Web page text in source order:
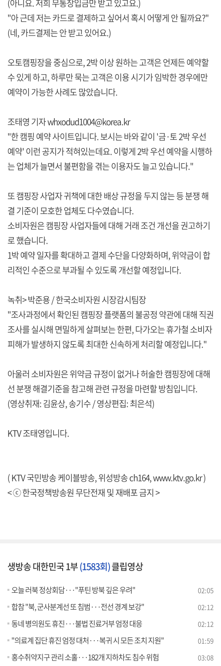
(아니요. 저희 무통장입금만 받고 있고요.)
"아 근데 저는 카드로 결제하고 싶어서 혹시 어떻게 안 될까요?"
(네, 카드결제는 안 받고 있어요.)
오토캠핑장을 중심으로, 2박 이상 원하는 고객은 언제든 예약할
수 있게 하고, 하루만 묵는 고객은 이용 시기가 임박한 경우에만
예약이 가능한 사례도 많았습니다.
조태영 기자 whxodud1004@korea.kr
"한 캠핑 예약 사이트입니다. 보시는 바와 같이 '금·토 2박 우선
예약' 이런 공지가 적혀있는데요. 이렇게 2박 우선 예약을 시행하
는 업체가 늘면서 불편함을 겪는 이용자도 늘고 있습니다."
또 캠핑장 사업자 귀책에 대한 배상 규정을 두지 않는 등 분쟁 해
결 기준이 모호한 업체도 다수였습니다.
소비자원은 캠핑장 사업자들에 대해 거래 조건 개선을 권고하기
로 했습니다.
1박 예약 일자를 확대하고 결제 수단을 다양화하며, 위약금이 합
리적인 수준으로 부과될 수 있도록 개선할 예정입니다.
녹취> 박준용 / 한국소비자원 시장감시팀장
"조사과정에서 확인된 캠핑장 플랫폼의 불공정 약관에 대해 직권
조사를 실시해 면밀하게 살펴보는 한편, 다가오는 휴가철 소비자
피해가 발생하지 않도록 최대한 신속하게 처리할 예정입니다."
아울러 소비자원은 위약금 규정이 없거나 허술한 캠핑장에 대해
선 분쟁 해결기준을 참고해 관련 규정을 마련할 방침입니다.
(영상취재: 김윤상, 송기수 / 영상편집: 최은석)
KTV 조태영입니다.
( KTV 국민방송 케이블방송, 위성방송 ch164,www.ktv.go.kr)
< ⓒ 한국정책방송원 무단전재 및 재배포 금지 >
생방송 대한민국 1부(1583회)클립영상
오늘 러북 정상회담···"푸틴 방북 깊은 우려" 02:05
합참 "북, 군사분계선 또 침범···전선 경계 보강" 02:12
동네 병의원도 휴진···불법 진료거부 엄정 대응 02:12
"의료계 집단 휴진 엄정 대처···복귀 시 모든 조치 지원" 01:59
홍수취약지구 관리 소홀···182개 지하차도 침수 위험 03:08